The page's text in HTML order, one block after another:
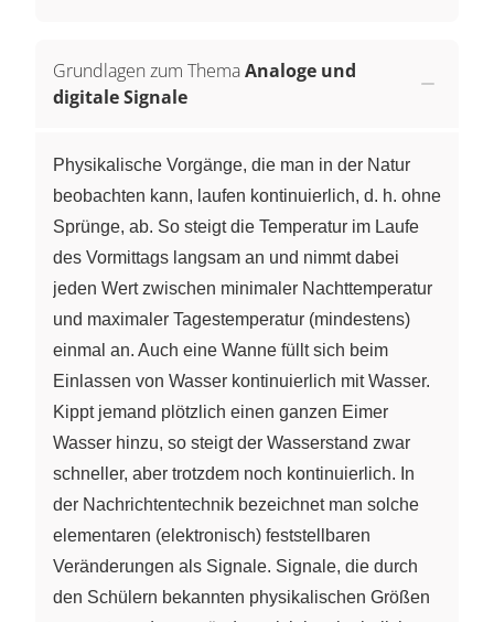
Grundlagen zum ThemaAnaloge und
digitale Signale
Physikalische Vorgänge, die man in der Natur
beobachten kann, laufen kontinuierlich, d. h. ohne
Sprünge, ab. So steigt die Temperatur im Laufe
des Vormittags langsam an und nimmt dabei
jeden Wert zwischen minimaler Nachttemperatur
und maximaler Tagestemperatur (mindestens)
einmal an. Auch eine Wanne füllt sich beim
Einlassen von Wasser kontinuierlich mit Wasser.
Kippt jemand plötzlich einen ganzen Eimer
Wasser hinzu, so steigt der Wasserstand zwar
schneller, aber trotzdem noch kontinuierlich. In
der Nachrichtentechnik bezeichnet man solche
elementaren (elektronisch) feststellbaren
Veränderungen als Signale. Signale, die durch
den Schülern bekannten physikalischen Größen